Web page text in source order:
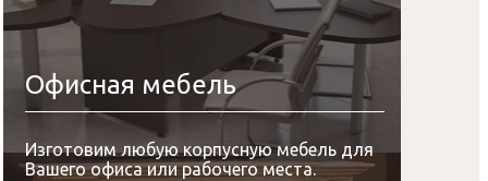
Офисная мебель
Изготовим любую корпусную мебель для
Вашего офиса или рабочего места.